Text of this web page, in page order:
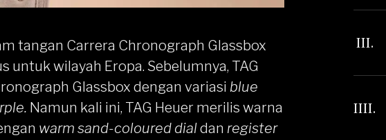
tangan Carrera Chronograph Glassbox
untuk wilayah Eropa. Sebelumnya, TAG
Glassbox dengan variasi blue
Namun kali ini, TAG Heuer merilis warna
warm sand-coloured dialdan register
III.
IIII.